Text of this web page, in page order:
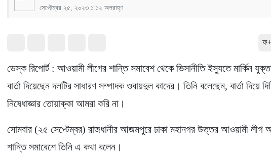
সেপ্টেম্বর ২৫, ২০২৩ ১:১২ অপরাহ্ণ
ডেস্ক রিপোর্ট : আওয়ামী লীগের শান্তি সমাবেশ থেকে ভিসানীতি ইস্যুতে মার্কিন
বার্তা দিয়েছেন দলটির সাধারণ সম্পাদক ওবায়দুল কাদের। তিনি বলেছেন, বার্তা দিয়ে
নিষেধাজ্ঞার তোয়াক্কা আমরা করি না।
সোমবার (২৫ সেপ্টেম্বর) রাজধানীর আজমপুরে ঢাকা মহানগর উত্তর আওয়ামী
শান্তি সমাবেশে তিনি এ কথা বলেন।